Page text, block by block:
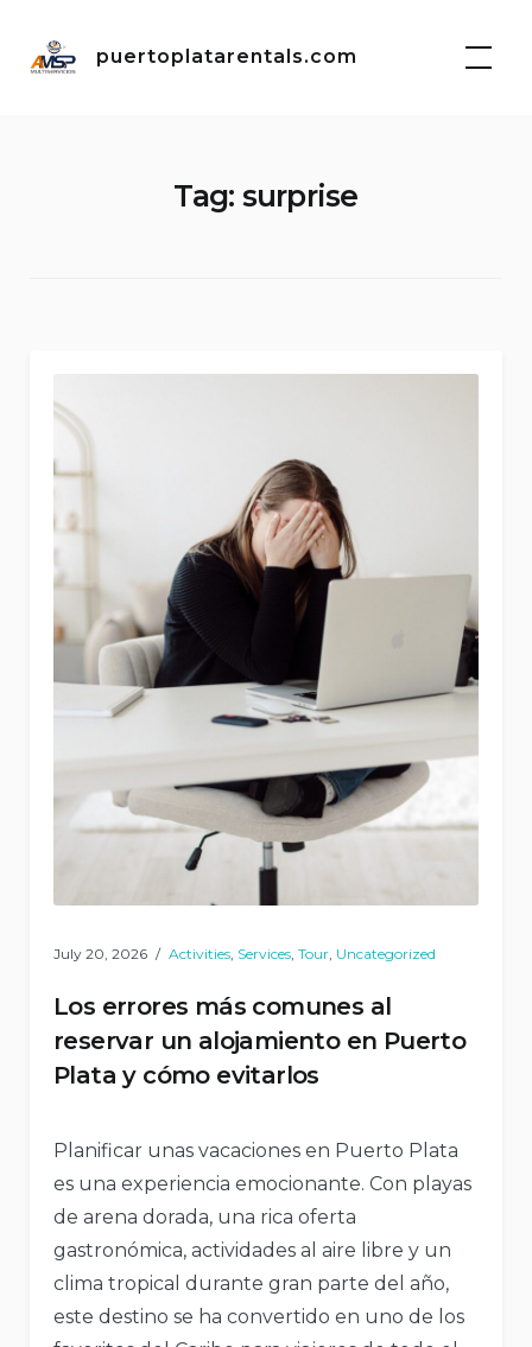
content
puertoplatarentals.com
Tag: surprise
July 20, 2026 Activities Services Tour Uncategorized
Los errores más comunes al
reservar un alojamiento en Puerto
Plata y cómo evitarlos
Planificar unas vacaciones en Puerto Plata
es una experiencia emocionante. Con playas
de arena dorada, una rica oferta
gastronómica, actividades al aire libre y un
clima tropical durante gran parte del año,
este destino se ha convertido en uno de los